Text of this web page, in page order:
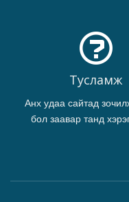
Тусламж
Анх удаа сайтад
бол заавар танд